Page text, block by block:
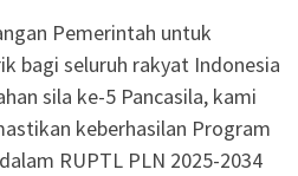
Pemerintah untuk
bagi seluruh rakyat Indonesia
sila ke-5 Pancasila, kami
keberhasilan Program
RUPTL PLN 2025-2034